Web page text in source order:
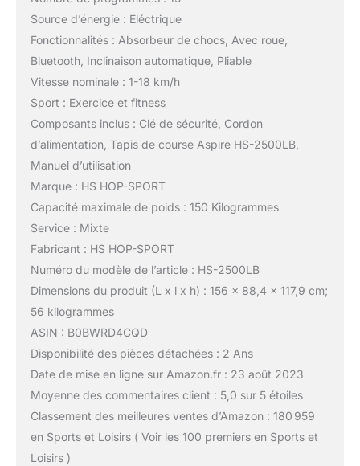
Source d’énergie : Eléctrique
Fonctionnalités : Absorbeur de chocs, Avec roue,
Bluetooth, Inclinaison automatique, Pliable
Vitesse nominale : 1-18 km/h
Sport : Exercice et fitness
Composants inclus : Clé de sécurité, Cordon
d’alimentation, Tapis de course Aspire HS-2500LB,
‎Manuel d’utilisation
Marque : HS HOP-SPORT
Capacité maximale de poids : 150 Kilogrammes
Service : Mixte
Fabricant : HS HOP-SPORT
Numéro du modèle de l’article : HS-2500LB
Dimensions du produit (L x l x h) : 156 x 88,4 x 117,9 cm;
56 kilogrammes
ASIN : B0BWRD4CQD
Disponibilité des pièces détachées : 2 Ans
Date de mise en ligne sur Amazon.fr : 23 août 2023
Moyenne des commentaires client : 5,0 sur 5 étoiles
Classement des meilleures ventes d’Amazon : 180 959
en Sports et Loisirs ( Voir les 100 premiers en Sports et
Loisirs )